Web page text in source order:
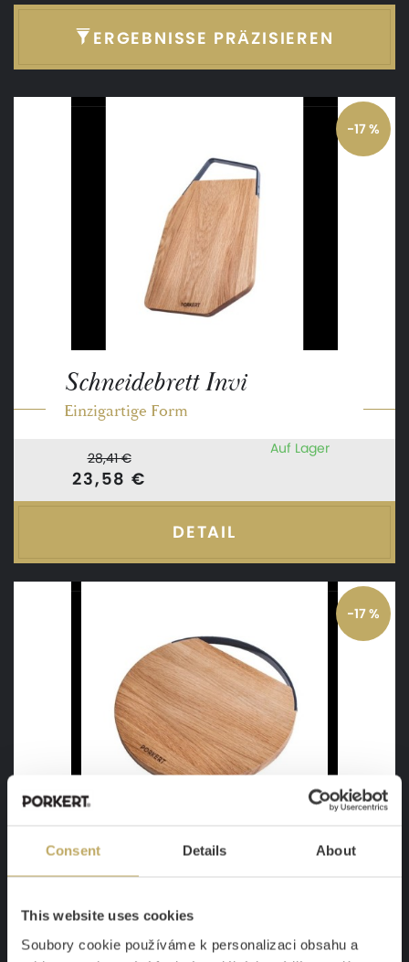
Consent Details About
This website uses cookies
Soubory cookie používáme k personalizaci obsahu a
ERGEBNISSE PRÄZISIEREN
-17 %
Schneidebrett Invi
Einzigartige Form
28,41 €
23,58 €
Auf Lager
DETAIL
-17 %
Schneidebrett Mitis
28,41 €